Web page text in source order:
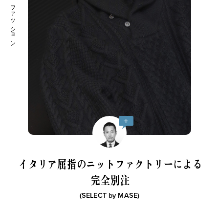
イタリア屈指のニットファクトリーによる
完全別注
(SELECT by MASE)
ファッション
CATEGORY
ファッション